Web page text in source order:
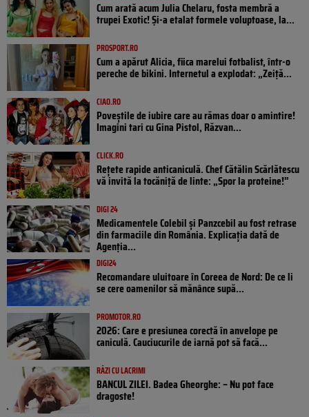
Cum arată acum Julia Chelaru, fosta membră a
trupei Exotic! Și-a etalat formele voluptoase, la...
PROSPORT.RO
Cum a apărut Alicia, fiica marelui fotbalist, într-o
pereche de bikini. Internetul a explodat: „Zeiță...
CIAO.RO
Poveştile de iubire care au rămas doar o amintire!
Imagini tari cu Gina Pistol, Răzvan...
CLICK.RO
Rețete rapide anticaniculă. Chef Cătălin Scărlătescu
vă invită la tocăniță de linte: „Spor la proteine!”
DIGI 24
Medicamentele Colebil și Panzcebil au fost retrase
din farmaciile din România. Explicația dată de
Agenția...
DIGI24
Recomandare uluitoare în Coreea de Nord: De ce li
se cere oamenilor să mănânce supă...
PROMOTOR.RO
2026: Care e presiunea corectă în anvelope pe
caniculă. Cauciucurile de iarnă pot să facă...
RÂZI CU LACRIMI
BANCUL ZILEI. Badea Gheorghe: – Nu pot face
dragoste!